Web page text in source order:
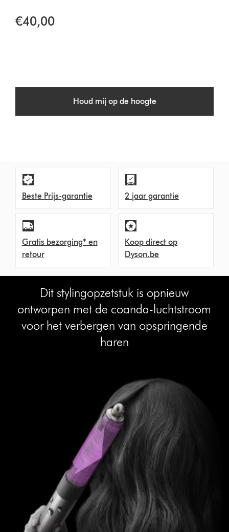
€40,00
Houd mij op de hoogte
Beste Prijs-garantie 2 jaar garantie
Gratis bezorging* en
retour
Koop direct op
Dyson.be
Dit stylingopzetstuk is opnieuw
ontworpen met de coanda-luchtstroom
voor het verbergen van opspringende
haren